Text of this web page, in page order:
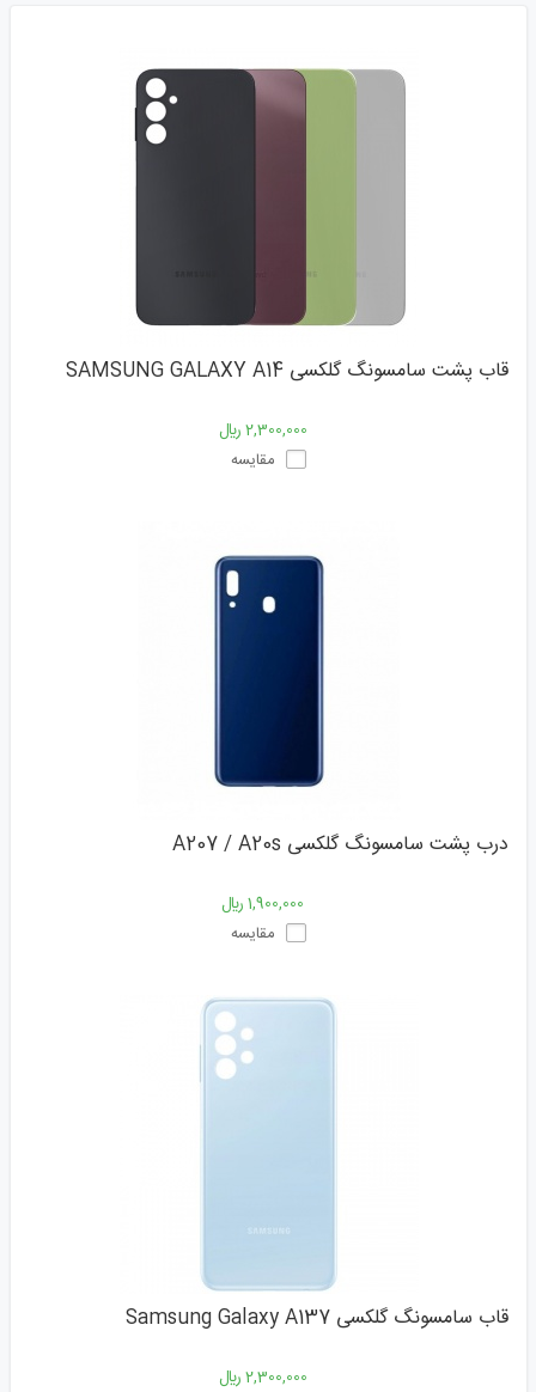
قاب پشت سامسونگ گلکسی SAMSUNG GALAXY A14
2,300,000 ﷼
مقایسه
درب پشت سامسونگ گلکسی A207 / A20s
1,900,000 ﷼
مقایسه
قاب سامسونگ گلکسی Samsung Galaxy A137
2,300,000 ﷼